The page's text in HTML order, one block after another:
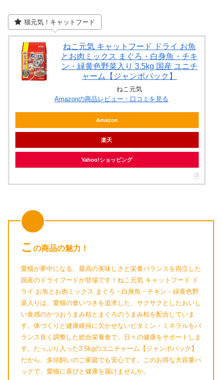
猫元気！キャットフード
ねこ元気 キャットフード ドライ お魚
とお肉ミックス まぐろ・白身魚・チキ
ン・緑黄色野菜入り 3.5kg 国産 ユニチ
ャーム【ジャンボパック】
ねこ元気
Amazonの商品レビュー・口コミを見る
Amazon
楽天
Yahoo!ショッピング
こ の商品の魅力！
愛猫が夢中になる、最高の美味しさと栄養バランスを両立した
国産のドライフードが登場です！ねこ元気 キャットフード ド
ライ お魚とお肉ミックス まぐろ・白身魚・チキン・緑黄色野
菜入りは、愛猫の食いつきを追求した、サクサクとしたおいし
い食感のかつおうまみ粒とまぐろのうまみ粒を配合していま
す。体づくりと健康維持に欠かせないビタミン・ミネラルをバ
ランス良く調整した総合栄養食で、日々の健康をサポートしま
す。たっぷり入った3.5kgのユニチャーム【ジャンボパック】
だから、多頭飼いのご家庭でも安心です。このお得な大容量パ
ックで、愛猫に喜びと健康を届けませんか。